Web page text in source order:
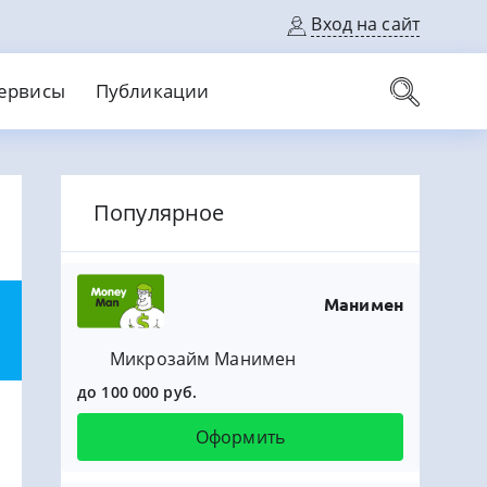
Вход на сайт
Без кредитной истории
Без процентов
Без справок
На банковский счет
Публикации
Популярное
Манимен
Микрозайм Манимен
до 100 000 руб.
Оформить